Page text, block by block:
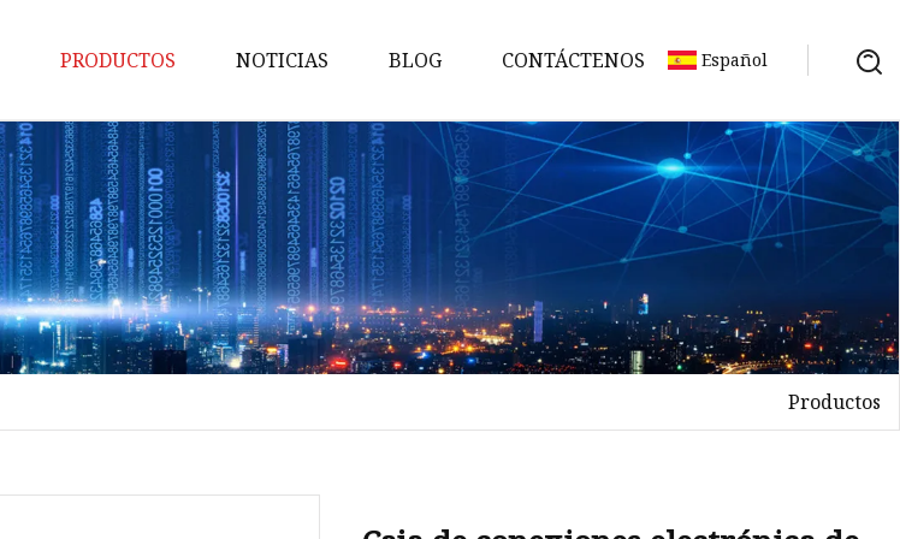
PRODUCTOS
MCCB
Cambiar
SPD de CA
MCB de CA
Llave de grifo
Grifo de hilo
Enchufe industrial
NOTICIAS BLOG CONTÁCTENOS Español
Productos